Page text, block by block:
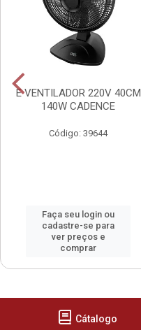
E VENTILADOR 220V 40CM
140W CADENCE
Código: 39644
Faça seu login ou
cadastre-se para
ver preços e
comprar
Cátalogo